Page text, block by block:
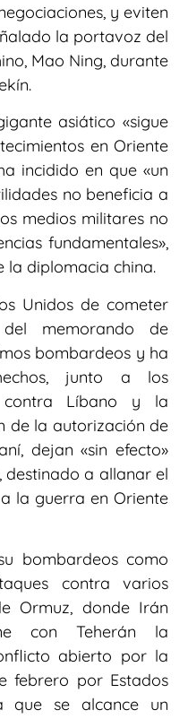
y eviten
la portavoz del
Mao Ning, durante
asiático «sigue
en Oriente
incidido en que «un
no beneficia a
medios militares no
fundamentales»,
diplomacia china.
Unidos de cometer
memorando de
bombardeos y ha
junto a los
contra Líbano y la
de la autorización de
dejan «sin efecto»
destinado a allanar el
la guerra en Oriente
bombardeos como
contra varios
Ormuz, donde Irán
con Teherán la
abierto por la
febrero por Estados
que se alcance un